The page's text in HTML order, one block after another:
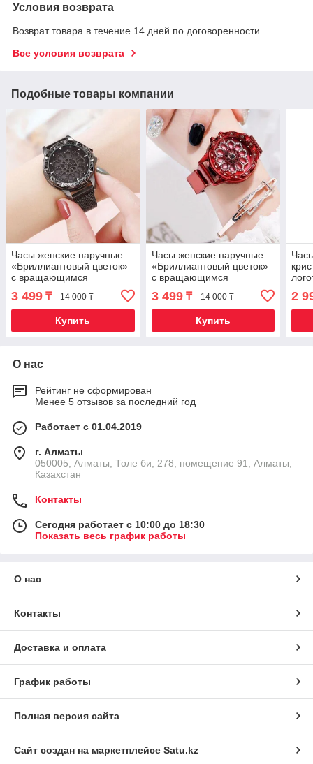
Условия возврата
Возврат товара в течение 14 дней по договоренности
Все условия возврата
Подобные товары компании
Часы женские наручные
«Бриллиантовый цветок»
с вращающимся
циферблатом и
магнитным ремешком
(Черный)
3 499 ₸ 14 000 ₸
Купить
Часы женские наручные
«Бриллиантовый цветок»
с вращающимся
циферблатом и
магнитным ремешком
(Красный)
3 499₸ 14 000 ₸
Купить
2
О нас
Рейтинг не сформирован
Менее 5 отзывов за последний год
Работает с 01.04.2019
г. Алматы
050005, Алматы, Толе би, 278, помещение 91, Алматы,
Казахстан
Контакты
Сегодня работает с 10:00 до 18:30
Показать весь график работы
О нас
Контакты
Доставка и оплата
График работы
Полная версия сайта
Сайт создан на маркетплейсе Satu.kz